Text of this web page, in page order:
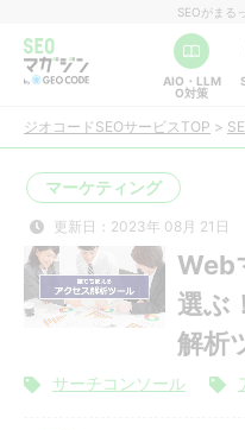
SEOがまる
AIO・LLM
O対策
ジオコードSEOサービスTOP >
マーケティング
更新日：2023年 08月 21日
Web
選ぶ
解析
サーチコンソール